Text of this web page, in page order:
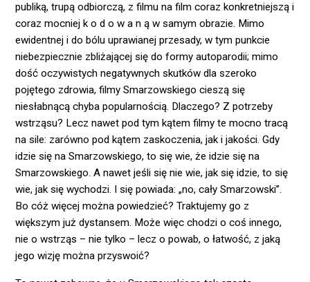
publiką, trupą odbiorczą, z filmu na film coraz konkretniejszą i
coraz mocniej k o d o w a n ą w samym obrazie. Mimo
ewidentnej i do bólu uprawianej przesady, w tym punkcie
niebezpiecznie zbliżającej się do formy autoparodii; mimo
dość oczywistych negatywnych skutków dla szeroko
pojętego zdrowia, filmy Smarzowskiego cieszą się
niesłabnącą chyba popularnością. Dlaczego? Z potrzeby
wstrząsu? Lecz nawet pod tym kątem filmy te mocno tracą
na sile: zarówno pod kątem zaskoczenia, jak i jakości. Gdy
idzie się na Smarzowskiego, to się wie, że idzie się na
Smarzowskiego. A nawet jeśli się nie wie, jak się idzie, to się
wie, jak się wychodzi. I się powiada: „no, cały Smarzowski”.
Bo cóż więcej można powiedzieć? Traktujemy go z
większym już dystansem. Może więc chodzi o coś innego,
nie o wstrząs – nie tylko – lecz o powab, o łatwość, z jaką
jego wizję można przyswoić?